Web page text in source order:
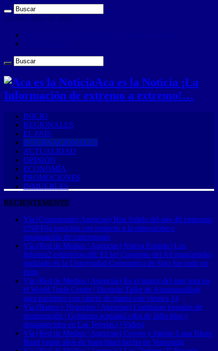
viernes , julio 31 2026
Aca es la Noticia ¡La
Información de extremo a extremo!…
INICIO
REGIONALES
EL PAÍS
INTERNACIONALES
ACTUALIDAD
OPINIÓN
ECONOMÍA
PROMOCIONES
INMUEBLES
RECIENTEMENTE
Vía (Contrapunto| Agencias) Han Salido del aire 46 emisoras:
CNP Fija posición con respecto a la renovación o
reasignación de concesiones
Vía (Red de Medios | Agencias) Nueva Esparta | Los
Informa2 estuvieron allí: El 1er Congreso del Ají margariteño
realizado en la Universidad Corporativa de Sigo fue todo un
éxito
Vía (Red de Medios | Agencias) En el marco del mes rosa en
el World Trade Center | Dictarán Taller de Automaquillaje
para pacientes con cáncer de mama este viernes 14
Vía (Banca y Negocios | Agencias) Continúan jornadas de
recuperación | Gobierno actualizó cifra de fallecidos y
desaparecidos en Las Tejerías (+Video)
Vía (Red de Medios | Agencias) Covers y fusión: Luna Blues
Band veinte años de buen blues hecho en Venezuela